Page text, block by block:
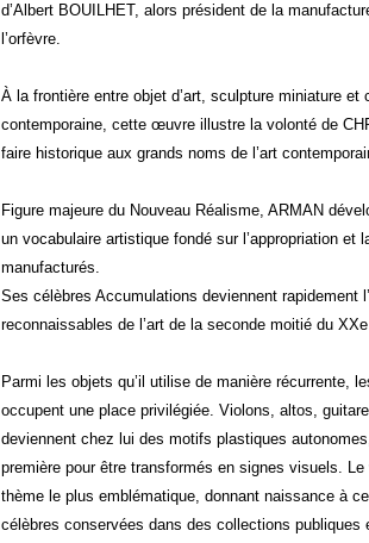
d’Albert BOUILHET, alors président de la
l’orfèvre.
À la frontière entre objet d’art, sculpture miniature et
contemporaine, cette œuvre illustre la volonté de
faire historique aux grands noms de l’art
Figure majeure du Nouveau Réalisme, ARMAN
un vocabulaire artistique fondé sur l’appropriation et
manufacturés.
Ses célèbres Accumulations deviennent rapidement
reconnaissables de l’art de la seconde moitié du
Parmi les objets qu’il utilise de manière récurrente,
occupent une place privilégiée. Violons, altos,
deviennent chez lui des motifs plastiques
première pour être transformés en signes visuels.
thème le plus emblématique, donnant naissance à
célèbres conservées dans des collections publiques